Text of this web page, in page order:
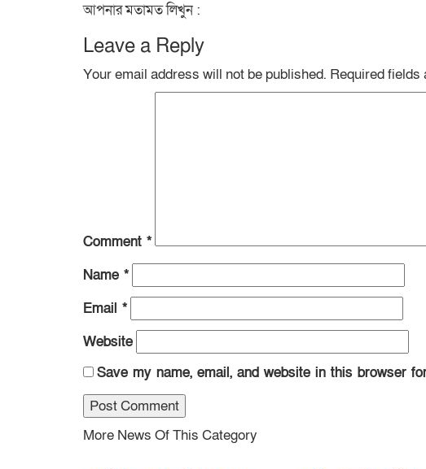
আপনার মতামত লিখুন :
Leave a Reply
Your email address will not be published. Required fields
Comment *
Name *
Email *
Website
Save my name, email, and website in this browser
More News Of This Category